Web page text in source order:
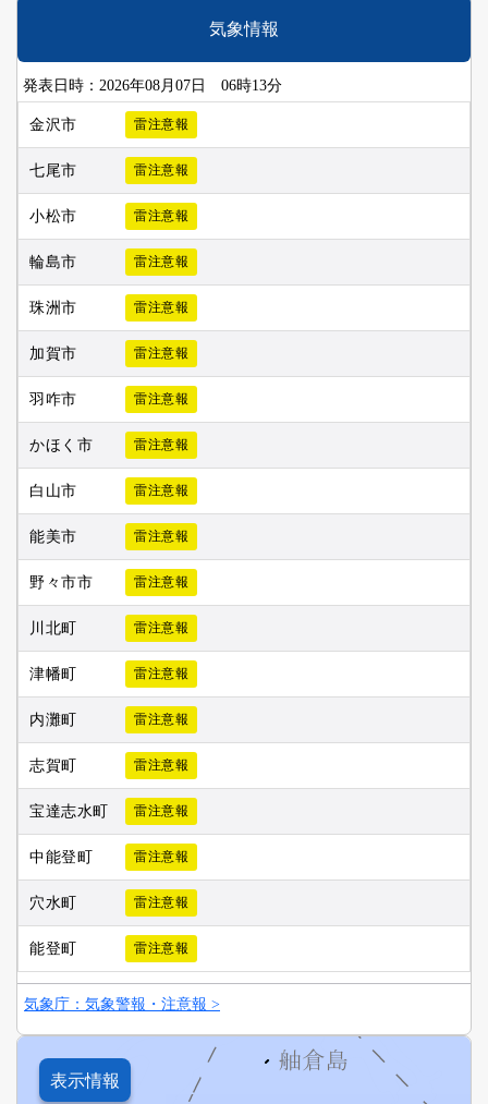
気象情報
発表日時：2026年08月07日 06時13分
金沢市 雷注意報
七尾市 雷注意報
小松市 雷注意報
輪島市 雷注意報
珠洲市 雷注意報
加賀市 雷注意報
羽咋市 雷注意報
かほく市 雷注意報
白山市 雷注意報
能美市 雷注意報
野々市市 雷注意報
川北町 雷注意報
津幡町 雷注意報
内灘町 雷注意報
志賀町 雷注意報
宝達志水町 雷注意報
中能登町 雷注意報
穴水町 雷注意報
能登町 雷注意報
気象庁：気象警報・注意報 >
表示情報